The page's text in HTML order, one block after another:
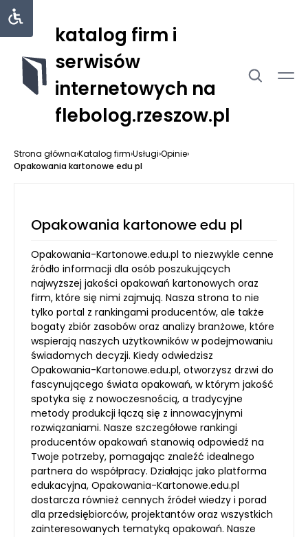
katalog firm i
serwisów
internetowych na
flebolog.rzeszow.pl
Strona główna›Katalog firm›Usługi›Opinie›
Opakowania kartonowe edu pl
Opakowania kartonowe edu pl
Opakowania-Kartonowe.edu.pl to niezwykle cenne
źródło informacji dla osób poszukujących
najwyższej jakości opakowań kartonowych oraz
firm, które się nimi zajmują. Nasza strona to nie
tylko portal z rankingami producentów, ale także
bogaty zbiór zasobów oraz analizy branżowe, które
wspierają naszych użytkowników w podejmowaniu
świadomych decyzji. Kiedy odwiedzisz
Opakowania-Kartonowe.edu.pl, otworzysz drzwi do
fascynującego świata opakowań, w którym jakość
spotyka się z nowoczesnością, a tradycyjne
metody produkcji łączą się z innowacyjnymi
rozwiązaniami. Nasze szczegółowe rankingi
producentów opakowań stanowią odpowiedź na
Twoje potrzeby, pomagając znaleźć idealnego
partnera do współpracy. Działając jako platforma
edukacyjna, Opakowania-Kartonowe.edu.pl
dostarcza również cennych źródeł wiedzy i porad
dla przedsiębiorców, projektantów oraz wszystkich
zainteresowanych tematyką opakowań. Nasze